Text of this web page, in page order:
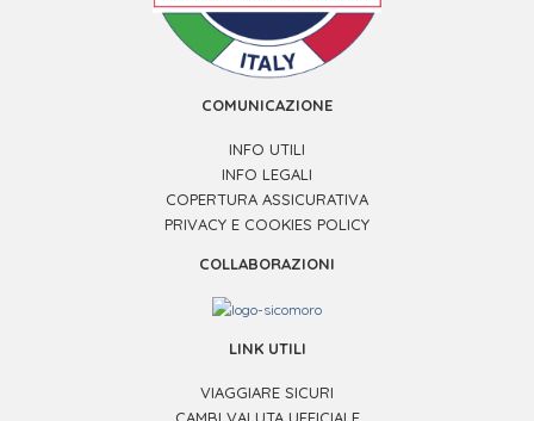
COMUNICAZIONE
INFO UTILI
INFO LEGALI
COPERTURA ASSICURATIVA
PRIVACY E COOKIES POLICY
COLLABORAZIONI
LINK UTILI
VIAGGIARE SICURI